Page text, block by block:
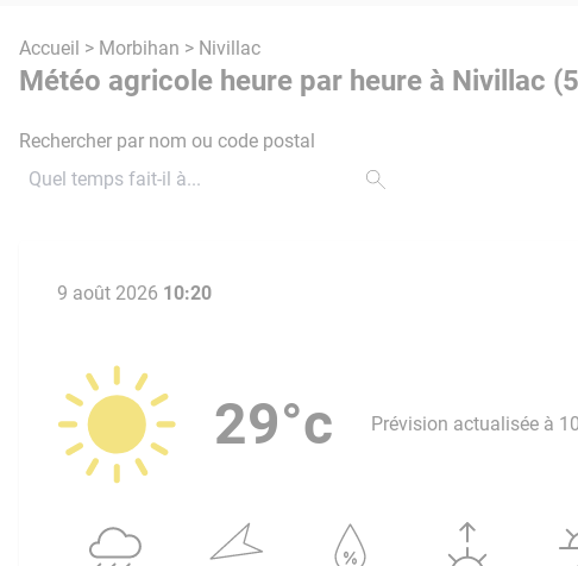
Accueil > Morbihan > Nivillac
Météo agricole heure par heure à Nivillac
Rechercher par nom ou code postal
9 août 2026 10:20
29°c Prévision actualisée à